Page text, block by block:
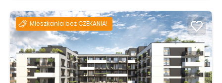
Mieszkania bez CZEKANIA!